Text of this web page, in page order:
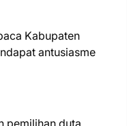
Kabupaten
antusiasme
pemilihan duta